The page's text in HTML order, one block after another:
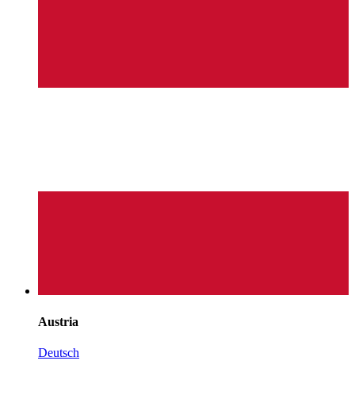
Austria
Deutsch